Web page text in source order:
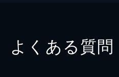
よくある質問